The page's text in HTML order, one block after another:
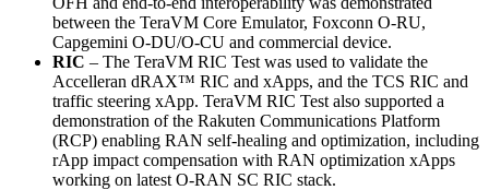
between the TeraVM Core Emulator, Foxconn O-RU,
Capgemini O-DU/O-CU and commercial device.
RIC – The TeraVM RIC Test was used to validate the
Accelleran dRAX™ RIC and xApps, and the TCS RIC and
traffic steering xApp. TeraVM RIC Test also supported a
demonstration of the Rakuten Communications Platform
(RCP) enabling RAN self-healing and optimization, including
rApp impact compensation with RAN optimization xApps
working on latest O-RAN SC RIC stack.